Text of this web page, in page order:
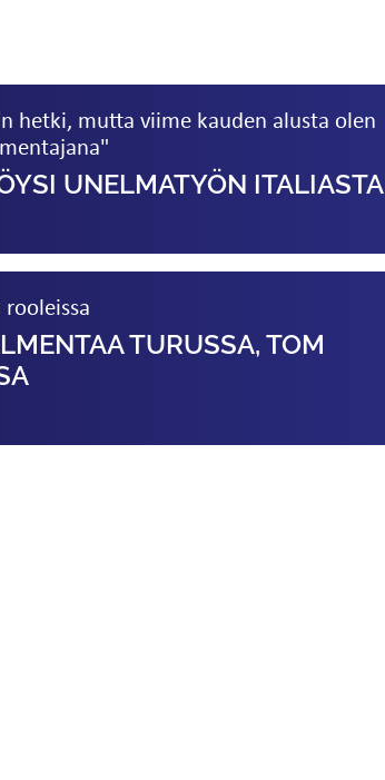
hetki, mutta viime kauden alusta olen
UNELMATYÖN ITALIASTA
rooleissa
TURUSSA, TOM